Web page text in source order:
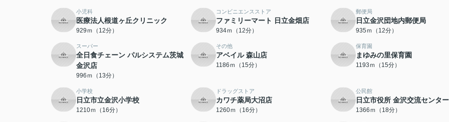
小児科
医療法人根道ヶ丘クリニック
929ｍ（12分）
コンビニエンスストア
ファミリーマート 日立金畑店
934ｍ（12分）
郵便局
日立金沢団地内郵便局
935ｍ（12分）
スーパー
全日食チェーン パルシステム茨城
金沢店
996ｍ（13分）
その他
アベイル 森山店
1186ｍ（15分）
保育園
まゆみの里保育園
1193ｍ（15分）
小学校
日立市立金沢小学校
1210ｍ（16分）
ドラッグストア
カワチ薬局大沼店
1260ｍ（16分）
公民館
日立市役所 金沢交流センター
1366ｍ（18分）